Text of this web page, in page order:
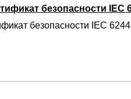
безопасности IEC
безопасности IEC